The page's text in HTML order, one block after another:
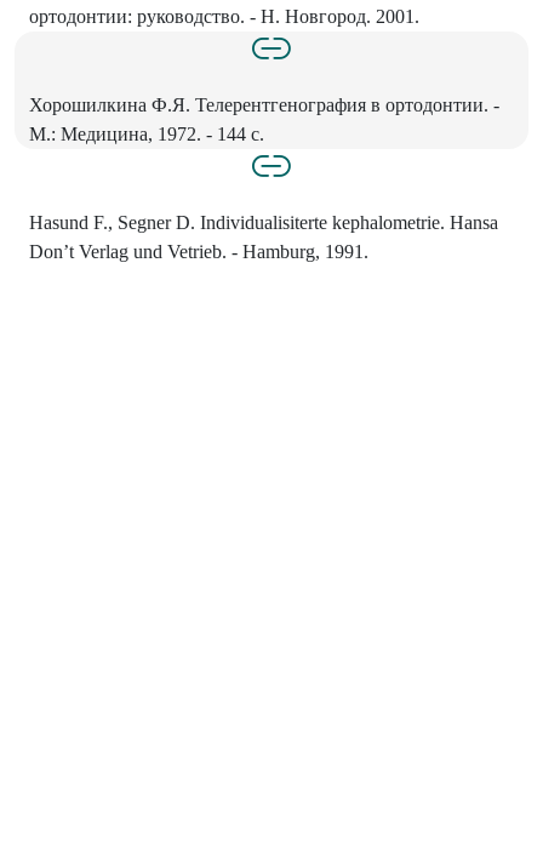
ортодонтии: руководство. - Н. Новгород. 2001.
Хорошилкина Ф.Я. Телерентгенография в ортодонтии. -
М.: Медицина, 1972. - 144 с.
Hasund F., Segner D. Individualisiterte kephalometrie. Hansa
Don’t Verlag und Vetrieb. - Hamburg, 1991.